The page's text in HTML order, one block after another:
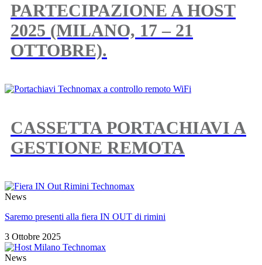
PARTECIPAZIONE A HOST
2025 (MILANO, 17 – 21
OTTOBRE).
CASSETTA PORTACHIAVI A
GESTIONE REMOTA
News
Saremo presenti alla fiera IN OUT di rimini
3 Ottobre 2025
News